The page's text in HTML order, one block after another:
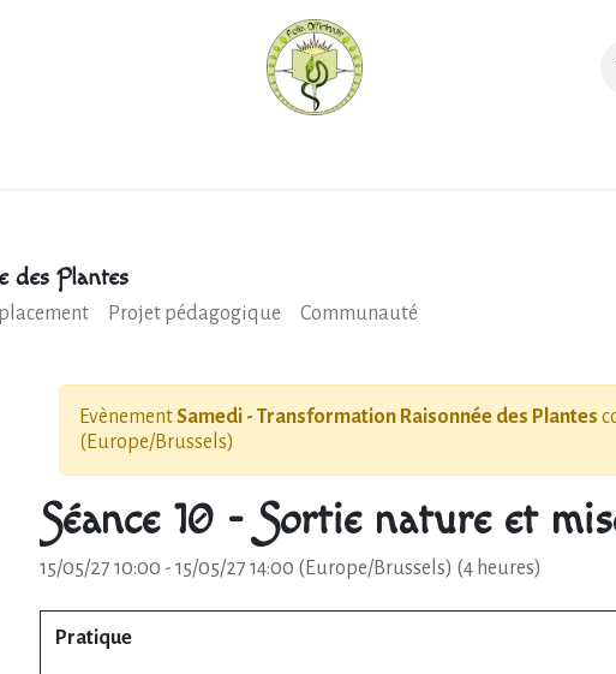
des Plantes
Projet pédagogique Communauté
EvènementSamedi - Transformation Raisonnée des Plantes
( Europe/Brussels)
Séance 10 - Sortie nature et
15/05/27 10:00 - 15/05/27 14:00 ( Europe/Brussels) (4 heures)
Pratique